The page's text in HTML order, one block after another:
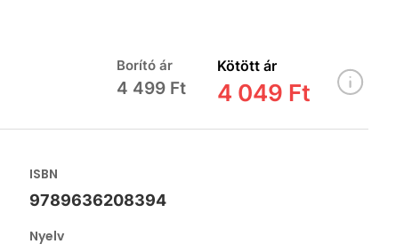
Borító ár
4 499 Ft
Kötött ár
4 049 Ft
ISBN
9789636208394
Nyelv